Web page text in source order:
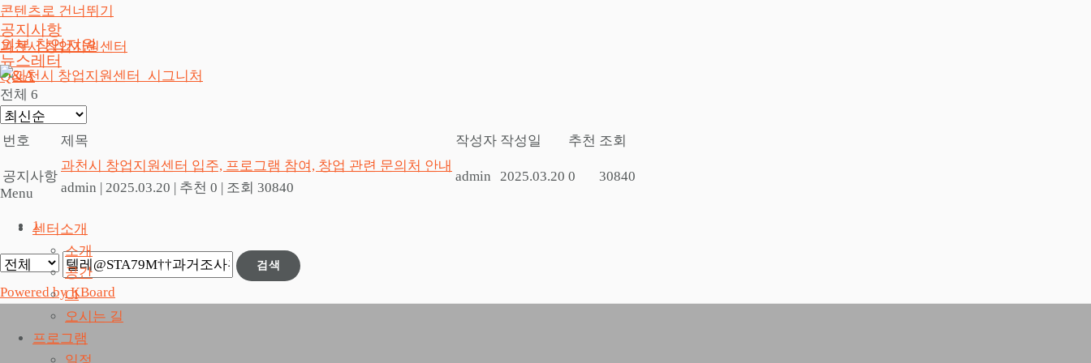
콘텐츠로 건너뛰기
과천시 창업지원센터
Menu
센터소개
소개
공간
CI
오시는 길
프로그램
일정
공지사항
외부 창업지원
뉴스레터
Q&A
전체 6
번호 제목 작성자 작성일 추천 조회
공지사항
과천시 창업지원센터 입주, 프로그램 참여, 창업 관련 문의처 안내
admin | 2025.03.20 | 추천 0 | 조회 30840
admin 2025.03.20 0 30840
1
검색
Powered by KBoard